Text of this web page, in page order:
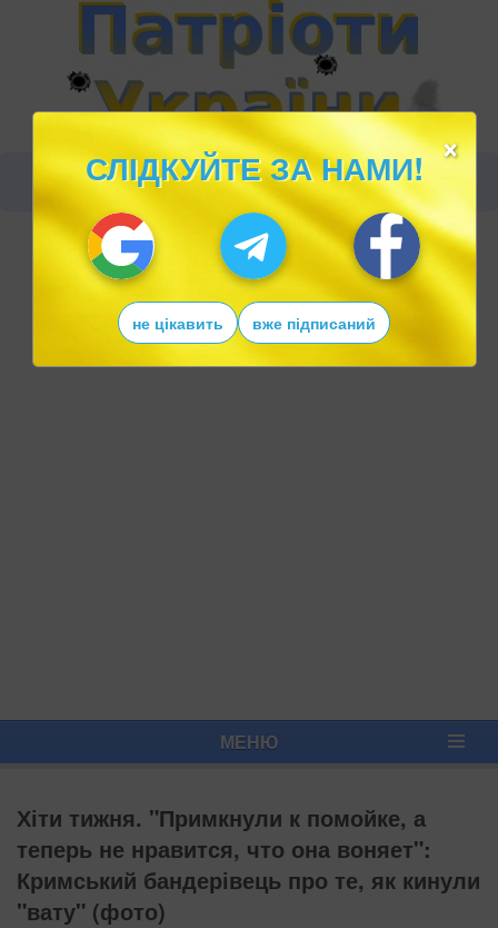
МЕНЮ
Хіти тижня. "Примкнули к помойке, а
теперь не нравится, что она воняет":
Кримський бандерівець про те, як кинули
"вату" (фото)
×
СЛІДКУЙТЕ ЗА НАМИ!
не цікавить вже підписаний